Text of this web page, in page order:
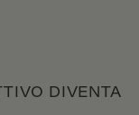
DIVENTA